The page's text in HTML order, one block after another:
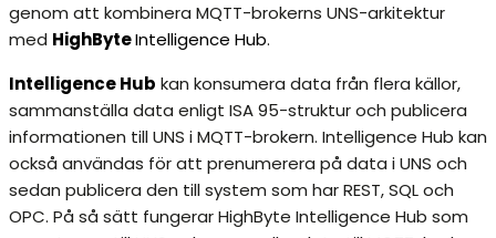
genom att kombinera MQTT-brokerns UNS-arkitektur
med HighByteIntelligence Hub.
Intelligence Hub kan konsumera data från flera källor,
sammanställa data enligt ISA 95-struktur och publicera
informationen till UNS i MQTT-brokern. Intelligence Hub kan
också användas för att prenumerera på data i UNS och
sedan publicera den till system som har REST, SQL och
OPC. På så sätt fungerar HighByte Intelligence Hub som